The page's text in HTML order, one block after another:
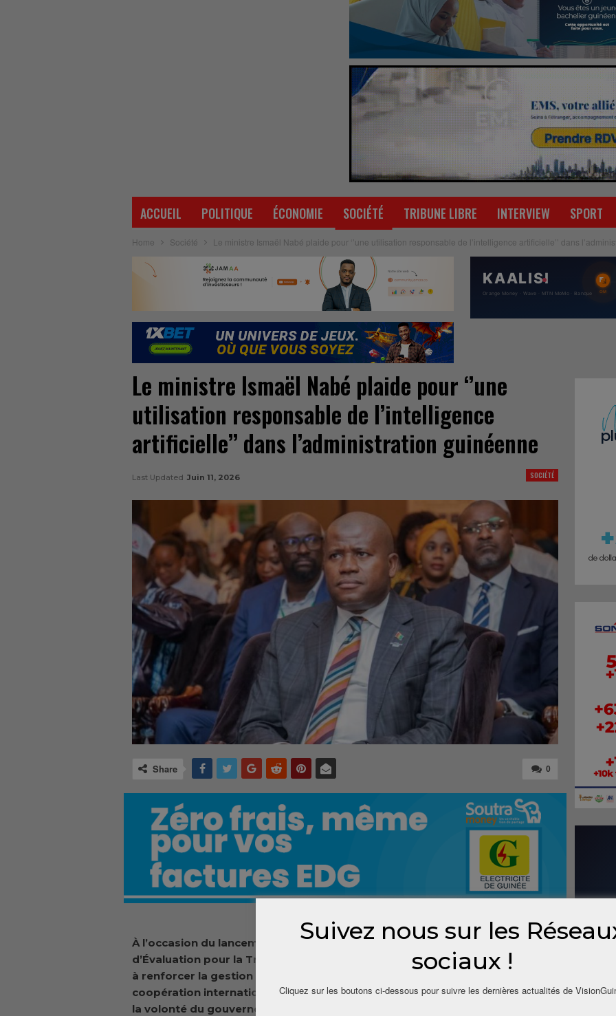
ACCUEIL POLITIQUE ÉCONOMIE SOCIÉTÉ TRIBUNE LIBRE INTERVIEW SPORT
Home Société Le ministre Ismaël Nabé plaide pour ‘’une utilisation responsable de l’intelligence artificielle’’ dans
Le ministre Ismaël Nabé plaide pour ‘’une
utilisation responsable de l’intelligence
artificielle’’ dans l’administration guinéenne
SOCIÉTÉ
Last Updated Juin 11, 2026
0
Share
À l’occasion du lancement du programme ELITE (Leadership en matière
d’Évaluation pour la Transformation Institutionnelle et l’Excellence), destiné
à renforcer la gestion publique en Guinée, le ministre du Plan, de la
coopération internationale et dudéveloppement, Ismaël Nabé, a réaffirmé
la volonté du gouvernement de moderniser les mécanismes de suivi,
Suivez nous sur les
sociaux !
Cliquez sur les boutons ci-dessous pour suivre les dernières actualités de